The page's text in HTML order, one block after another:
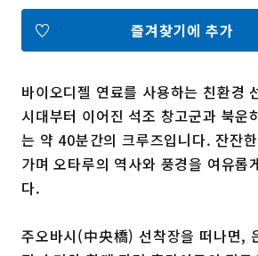
이용 규약
운영조직 소개
링크
언어선택
바이오디젤 연료를 사용하는 친환경
시대부터 이어진 석조 창고군과 북운
는 약 40분간의 크루즈입니다. 잔잔
가며 오타루의 역사와 풍경을 여유롭
다.
주오바시(中央橋) 선착장을 떠나면,
즐겨찾기에 추가